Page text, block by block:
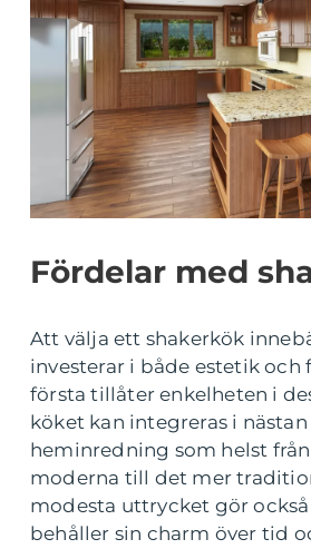
Fördelar med
Att välja ett shakerkök
investerar i både estetik och
första tillåter enkelheten i
köket kan integreras i
heminredning som helst
moderna till det mer
modesta uttrycket gör
behåller sin charm över tid